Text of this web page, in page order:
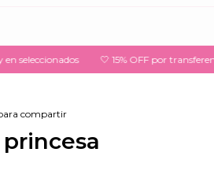
🤍 15% OFF por transferencia
compartir